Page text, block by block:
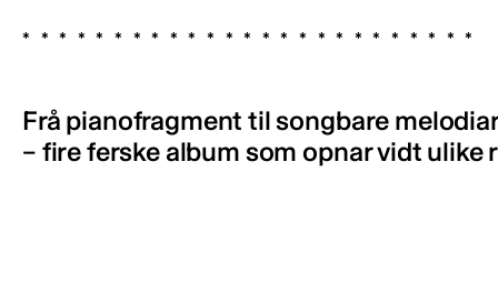
Frå pianofragment til songbare
– fire ferske album som opnar vidt ulike